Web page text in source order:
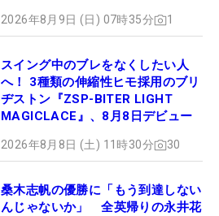
2026年8月9日 (日) 07時35分 1
スイング中のブレをなくしたい人
へ！ 3種類の伸縮性ヒモ採用のブリ
ヂストン『ZSP-BITER LIGHT
MAGICLACE』、8月8日デビュー
2026年8月8日 (土) 11時30分 30
桑木志帆の優勝に「もう到達しない
んじゃないか」 全英帰りの永井花